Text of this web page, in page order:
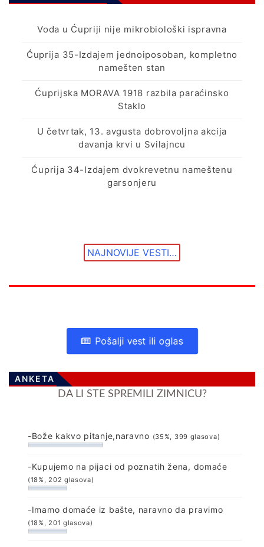
Voda u Ćupriji nije mikrobiološki ispravna
Ćuprija 35-Izdajem jednoiposoban, kompletno
namešten stan
Ćuprijska MORAVA 1918 razbila paraćinsko
Staklo
U četvrtak, 13. avgusta dobrovoljna akcija
davanja krvi u Svilajncu
Ćuprija 34-Izdajem dvokrevetnu nameštenu
garsonjeru
NAJNOVIJE VESTI…
Pošalji vest ili oglas
ANKETA
DA LI STE SPREMILI ZIMNICU?
-Bože kakvo pitanje,naravno (35%, 399 glasova)
-Kupujemo na pijaci od poznatih žena, domaće
(18%, 202 glasova)
-Imamo domaće iz bašte, naravno da pravimo
(18%, 201 glasova)